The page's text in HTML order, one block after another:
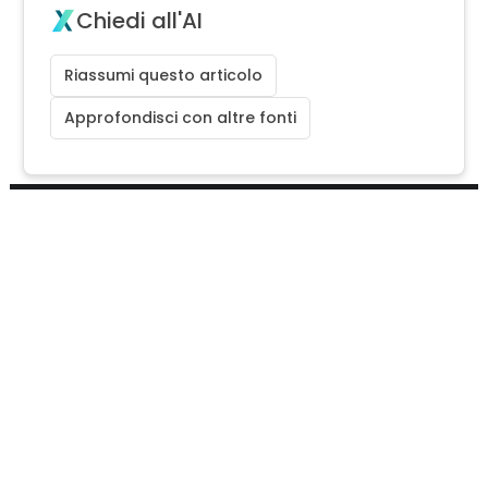
Chiedi all'AI
Riassumi questo articolo
Approfondisci con altre fonti